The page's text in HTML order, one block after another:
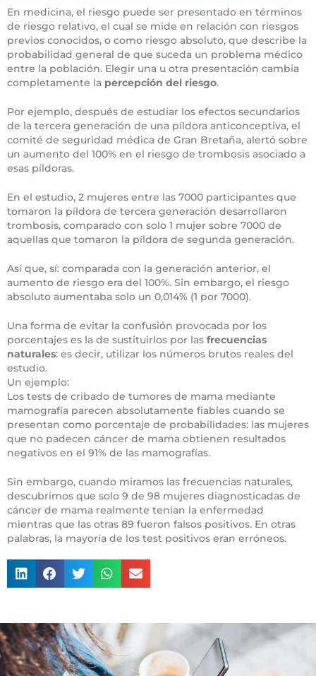
En medicina, el riesgo puede ser presentado en términos
de riesgo relativo, el cual se mide en relación con riesgos
previos conocidos, o como riesgo absoluto, que describe la
probabilidad general de que suceda un problema médico
entre la población. Elegir una u otra presentación cambia
completamente la percepción del riesgo.
Por ejemplo, después de estudiar los efectos secundarios
de la tercera generación de una píldora anticonceptiva, el
comité de seguridad médica de Gran Bretaña, alertó sobre
un aumento del 100% en el riesgo de trombosis asociado a
esas píldoras.
En el estudio, 2 mujeres entre las 7000 participantes que
tomaron la píldora de tercera generación desarrollaron
trombosis, comparado con solo 1 mujer sobre 7000 de
aquellas que tomaron la píldora de segunda generación.
Así que, sí: comparada con la generación anterior, el
aumento de riesgo era del 100%. Sin embargo, el riesgo
absoluto aumentaba solo un 0,014% (1 por 7000).
Una forma de evitar la confusión provocada por los
porcentajes es la de sustituirlos por las frecuencias
naturales: es decir, utilizar los números brutos reales del
estudio.
Un ejemplo:
Los tests de cribado de tumores de mama mediante
mamografía parecen absolutamente fiables cuando se
presentan como porcentaje de probabilidades: las mujeres
que no padecen cáncer de mama obtienen resultados
negativos en el 91% de las mamografías.
Sin embargo, cuando miramos las frecuencias naturales,
descubrimos que solo 9 de 98 mujeres diagnosticadas de
cáncer de mama realmente tenían la enfermedad
mientras que las otras 89 fueron falsos positivos. En otras
palabras, la mayoría de los test positivos eran erróneos.